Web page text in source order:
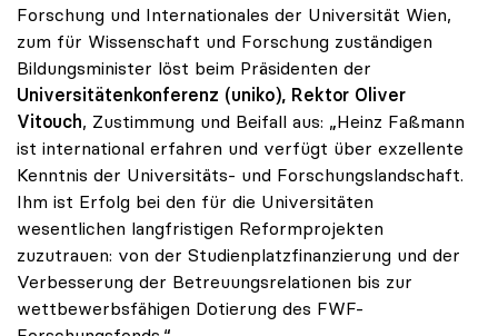
Forschung und Internationales der Universität Wien,
zum für Wissenschaft und Forschung zuständigen
Bildungsminister löst beim Präsidenten der
Universitätenkonferenz (uniko), Rektor Oliver
Vitouch, Zustimmung und Beifall aus: „Heinz Faßmann
ist international erfahren und verfügt über exzellente
Kenntnis der Universitäts- und Forschungslandschaft.
Ihm ist Erfolg bei den für die Universitäten
wesentlichen langfristigen Reformprojekten
zuzutrauen: von der Studienplatzfinanzierung und der
Verbesserung der Betreuungsrelationen bis zur
wettbewerbsfähigen Dotierung des FWF-